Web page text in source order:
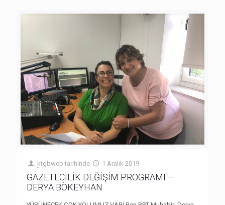
ktgbweb tarihinde 1 Aralık 2019
GAZETECİLİK DEĞİŞİM PROGRAMI –
DERYA BÖKEYHAN